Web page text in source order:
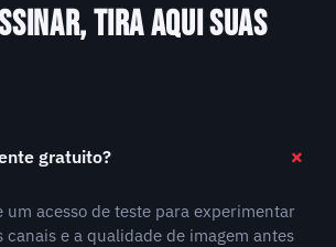
TIRA AQUI SUAS
gratuito?
um acesso de teste para experimentar
canais e a qualidade de imagem antes